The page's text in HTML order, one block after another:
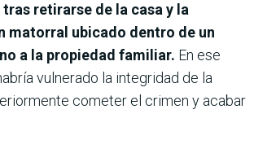
tras retirarse de la casa y la
matorral ubicado dentro de un
a la propiedad familiar. En ese
vulnerado la integridad de la
cometer el crimen y acabar